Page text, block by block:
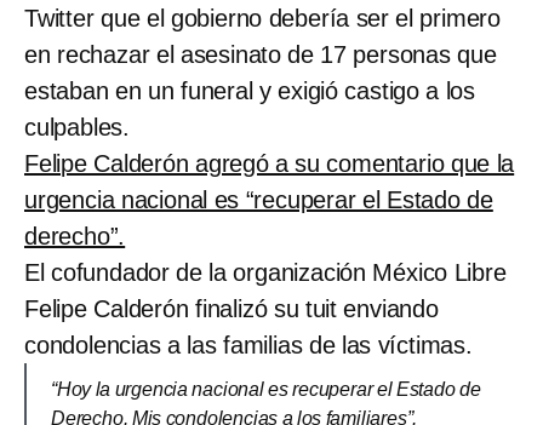
Twitter que el gobierno debería ser el primero
en rechazar el asesinato de 17 personas que
estaban en un funeral y exigió castigo a los
culpables.
Felipe Calderón agregó a su comentario que la
urgencia nacional es “recuperar el Estado de
derecho”.
El cofundador de la organización México Libre
Felipe Calderón finalizó su tuit enviando
condolencias a las familias de las víctimas.
“Hoy la urgencia nacional es recuperar el Estado de
Derecho. Mis condolencias a los familiares”.